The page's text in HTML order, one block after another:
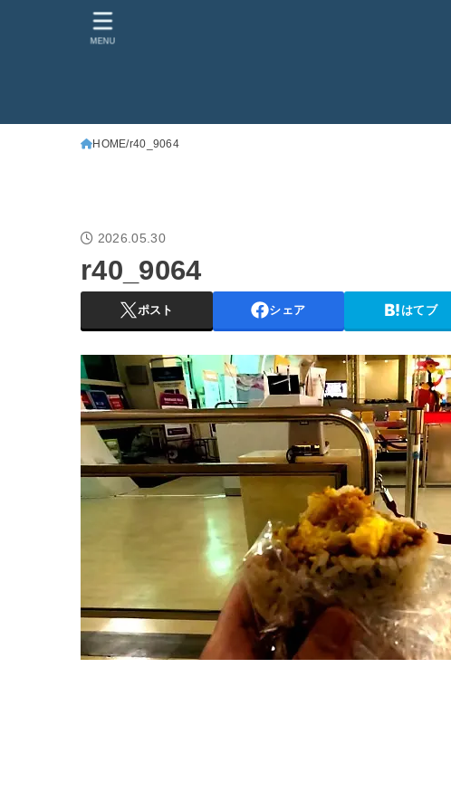
MENU
HOME r40_9064
2026.05.30
r40_9064
ポスト シェア はてブ